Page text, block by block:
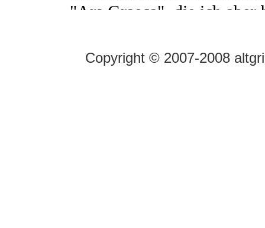
Copyright © 2007-2008